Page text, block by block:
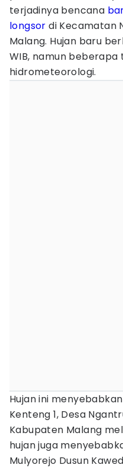
terjadinya bencana
longsor di Kecamatan
Malang. Hujan baru
WIB, namun
hidrometeorologi.
Hujan ini
Kenteng 1, Desa
Kabupaten Malang
hujan juga
Mulyorejo Dusun